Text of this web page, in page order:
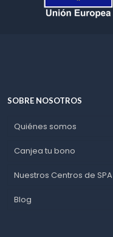
SOBRE NOSOTROS
Quiénes somos
Canjea tu bono
Nuestros Centros de SPA
Blog